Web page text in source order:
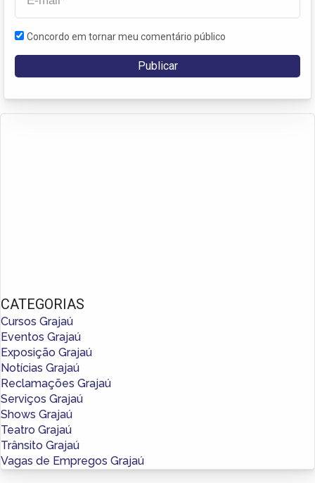
Concordo em tornar meu comentário público
CATEGORIAS
Cursos Grajaú
Eventos Grajaú
Exposição Grajaú
Notícias Grajaú
Reclamações Grajaú
Serviços Grajaú
Shows Grajaú
Teatro Grajaú
Trânsito Grajaú
Vagas de Empregos Grajaú